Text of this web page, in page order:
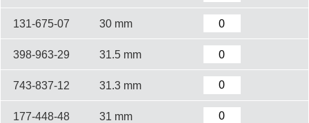
131-675-07 30 mm
398-963-29 31.5 mm
743-837-12 31.3 mm
177-448-48 31 mm